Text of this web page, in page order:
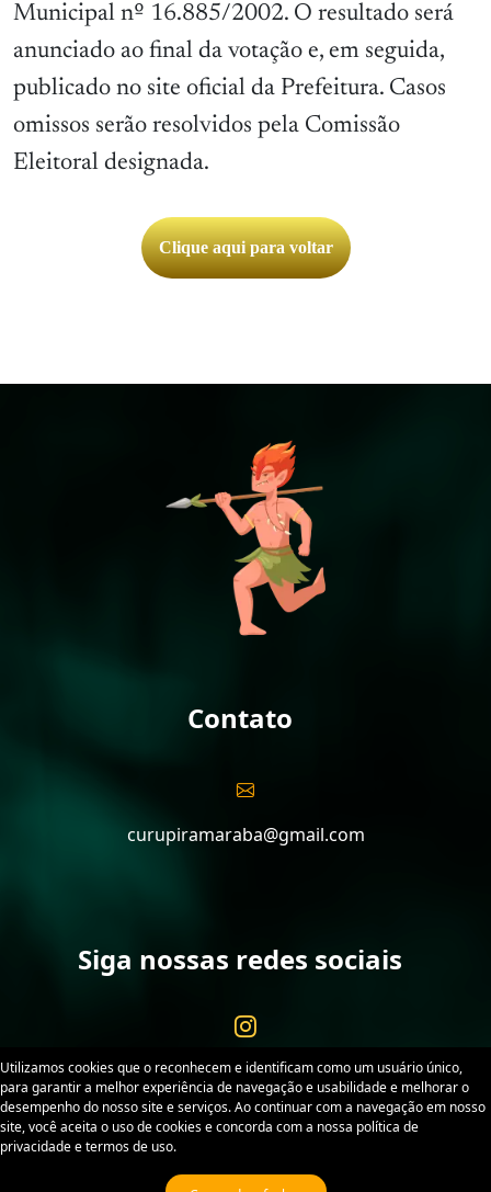
Municipal nº 16.885/2002. O resultado será
anunciado ao final da votação e, em seguida,
publicado no site oficial da Prefeitura. Casos
omissos serão resolvidos pela Comissão
Eleitoral designada.
Clique aqui para voltar
Contato
curupiramaraba@gmail.com
Siga nossas redes sociais
Curupira Marabá. Desenvolvido por
direitos reservados.Política de Privacidade
Utilizamos cookies que o reconhecem e identificam como um usuário único,
para garantir a melhor experiência de navegação e usabilidade e melhorar o
desempenho do nosso site e serviços. Ao continuar com a navegação em nosso
site, você aceita o uso de cookies e concorda com a nossa política de
privacidade e termos de uso.